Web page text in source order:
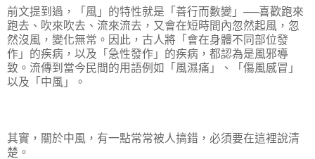
前文提到過，「風」的特性就是「善行而數變」──喜歡跑來
跑去、吹來吹去、流來流去，又會在短時間內忽然起風，忽
然沒風，變化無常。因此，古人將「會在身體不同部位發
作」的疾病，以及「急性發作」的疾病，都認為是風邪導
致。流傳到當今民間的用語例如「風濕痛」、「傷風感冒」
以及「中風」。
其實，關於中風，有一點常常被人搞錯，必須要在這裡說清
楚。